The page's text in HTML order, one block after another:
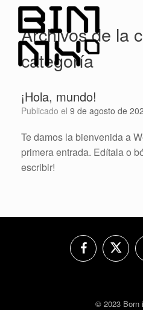
Saltar
contenidoArchivos de la
categoría
¡Hola, mundo!
Publicado el 9 de agosto de
Te damos la bienvenida a
primera entrada. Edítala o
escribir!
© 2023 Born